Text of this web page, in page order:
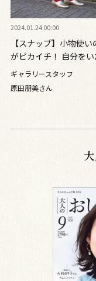
2024.01.24 00:00
【スナップ】小物使い
がピカイチ！ 自分をい
ごきげんコーデ
ギャラリースタッフ
原田朋美さん